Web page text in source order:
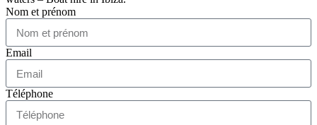
Nom et prénom
Email
Téléphone